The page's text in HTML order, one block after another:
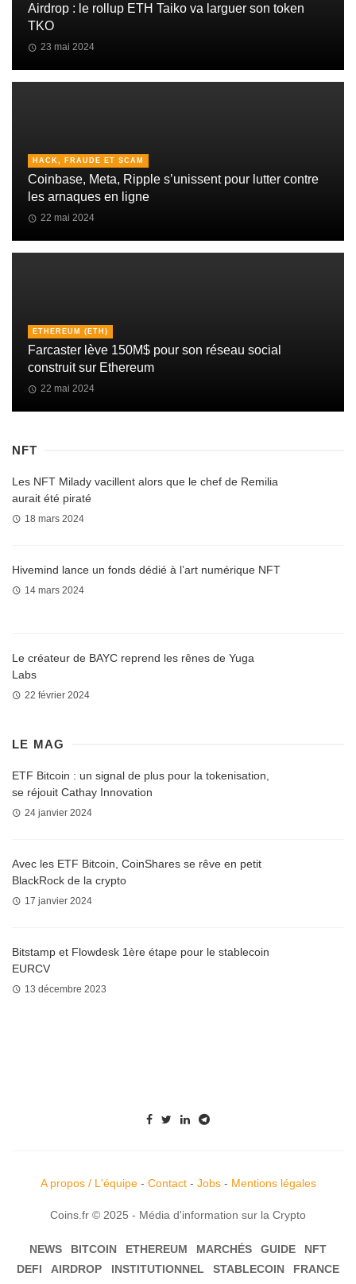
Airdrop : le rollup ETH Taiko va larguer son token
TKO
23 mai 2024
HACK, FRAUDE ET SCAM
Coinbase, Meta, Ripple s’unissent pour lutter contre
les arnaques en ligne
22 mai 2024
ETHEREUM (ETH)
Farcaster lève 150M$ pour son réseau social
construit sur Ethereum
22 mai 2024
NFT
Les NFT Milady vacillent alors que le chef de Remilia
aurait été piraté
18 mars 2024
Hivemind lance un fonds dédié à l’art numérique NFT
14 mars 2024
Le créateur de BAYC reprend les rênes de Yuga
Labs
22 février 2024
LE MAG
ETF Bitcoin : un signal de plus pour la tokenisation,
se réjouit Cathay Innovation
24 janvier 2024
Avec les ETF Bitcoin, CoinShares se rêve en petit
BlackRock de la crypto
17 janvier 2024
Bitstamp et Flowdesk 1ère étape pour le stablecoin
EURCV
13 décembre 2023
A propos / L'équipe- Contact- Jobs- Mentions légales
Coins.fr © 2025 - Média d'information sur la Crypto
NEWS BITCOIN ETHEREUM MARCHÉS GUIDE
NFT
DEFI
AIRDROP INSTITUTIONNEL STABLECOIN
FRANCE